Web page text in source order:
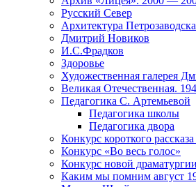
Русский Север
Архитектура Петрозаводска
Дмитрий Новиков
И.С.Фрадков
Здоровье
Художественная галерея
Великая Отечественная.
Педагогика С. Артемьевой
Педагогика школы
Педагогика двора
Конкурс короткого
Конкурс «Во весь голос»
Конкурс новой
Каким мы помним август